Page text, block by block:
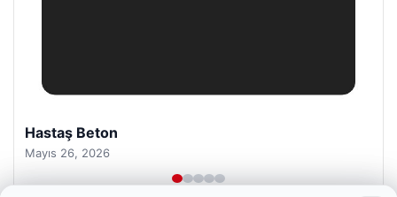
Prenses Night Club
Nisan 29, 2026